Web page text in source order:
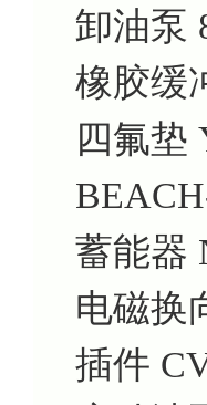
卸油泵
橡胶缓
四氟垫
蓄能器
电磁换
插件